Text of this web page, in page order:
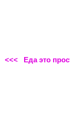
<<< Еда это